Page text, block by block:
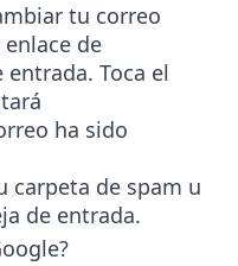
tu correo
de
Toca el
ha sido
carpeta de spam u
de entrada.